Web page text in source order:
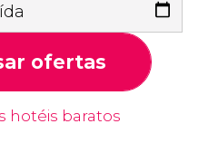
ofertas
hotéis baratos